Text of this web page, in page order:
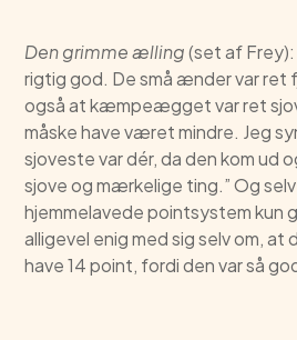
Den grimme ælling(set af Frey):
rigtig god. De små ænder var ret
også at kæmpeægget var ret
måske have været mindre. Jeg
sjoveste var dér, da den kom ud
sjove og mærkelige ting.” Og
hjemmelavede pointsystem kun
alligevel enig med sig selv om, at
have 14 point, fordi den var så